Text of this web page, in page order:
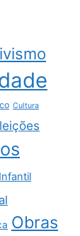
Cultura
Infantil
Obras